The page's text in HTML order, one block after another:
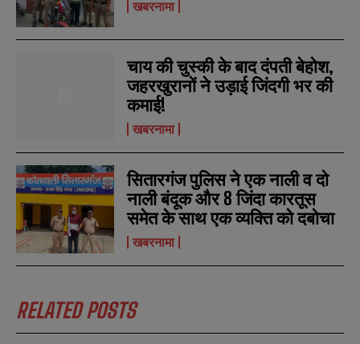
*
m
a
i
l
*
N
u
m
b
e
SUBMIT
*
m
a
i
l
*
N
u
m
b
e
SUBMIT
खबरनामा
चाय की चुस्की के बाद दंपती बेहोश,
जहरखुरानों ने उड़ाई जिंदगी भर की
कमाई!
खबरनामा
सितारगंज पुलिस ने एक नाली व दो
नाली बंदूक और 8 जिंदा कारतूस
समेत के साथ एक व्यक्ति को दबोचा
खबरनामा
RELATED POSTS